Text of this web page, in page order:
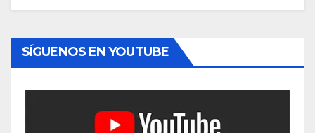
SÍGUENOS EN YOUTUBE